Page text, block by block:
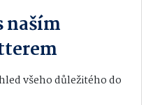
naším
všeho důležitého do